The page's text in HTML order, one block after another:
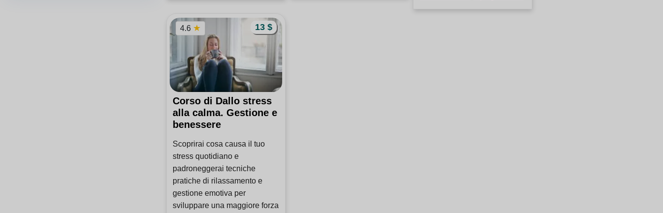
Corso di Dallo stress
alla calma. Gestione e
benessere
13 $
Scoprirai cosa causa il tuo
stress quotidiano e
padroneggerai tecniche
pratiche di rilassamento e
gestione emotiva per
sviluppare una maggiore forza
4.6 ★